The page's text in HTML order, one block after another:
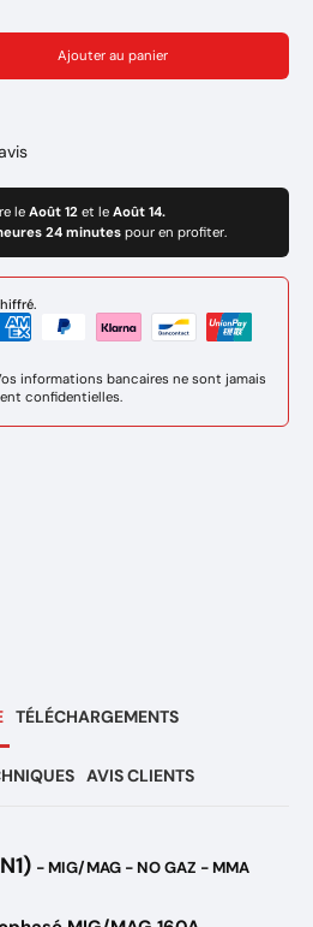
2m
sans gaz
0,9mm + clé de serrage )
cable 1,6m - 10 mm²
de serrage
Ajouter au panier
leAoût 12 et le Août 14.
24 minutes pour en profiter.
informations bancaires ne sont jamais
confidentielles.
TÉLÉCHARGEMENTS
AVIS CLIENTS
- MIG/MAG - NO GAZ - MMA